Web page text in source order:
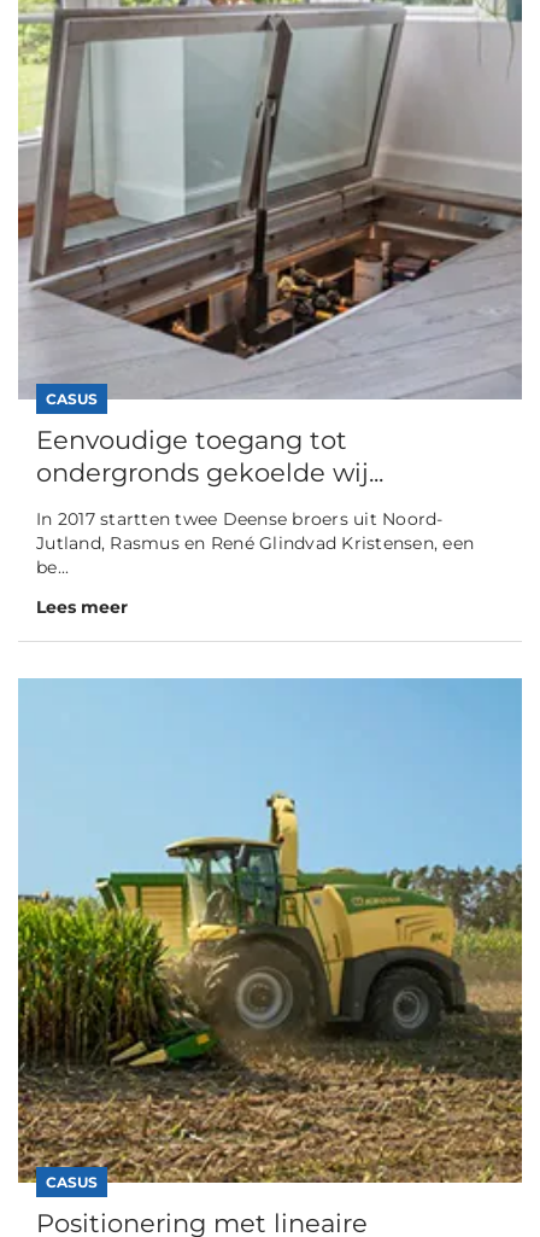
CASUS
Eenvoudige toegang tot
ondergronds gekoelde wij...
In 2017 startten twee Deense broers uit Noord-
Jutland, Rasmus en René Glindvad Kristensen, een
be...
Lees meer
CASUS
Positionering met lineaire